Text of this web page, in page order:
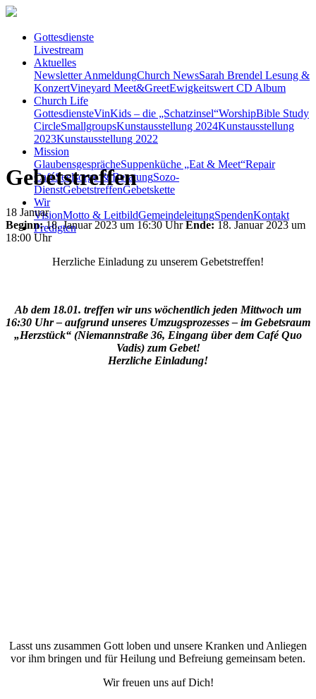
Gottesdienste
Livestream
Aktuelles
Newsletter AnmeldungChurch NewsSarah Brendel Lesung &
KonzertVineyard Meet&GreetEwigkeitswert CD Album
Church Life
GottesdiensteVinKids – die „Schatzinsel“WorshipBible Study
CircleSmallgroupsKunstausstellung 2024Kunstausstellung
2023Kunstausstellung 2022
Mission
GlaubensgesprächeSuppenküche „Eat & Meet“Repair
CaféSeelsorge & BeratungSozo-
DienstGebetstreffenGebetskette
Wir
VisionMotto & LeitbildGemeindeleitungSpendenKontakt
Predigten
Gebetstreffen
18 Januar
Beginn:18. Januar 2023 um 16:30 UhrEnde: 18. Januar 2023 um
18:00 Uhr
Herzliche Einladung zu unserem Gebetstreffen!
Ab dem 18.01. treffen wir uns wöchentlich jeden Mittwoch um
16:30 Uhr – aufgrund unseres Umzugsprozesses – im Gebetsraum
„Herzstück“ (Niemannstraße 36, Eingang über dem Café Quo
Vadis) zum Gebet!
Herzliche Einladung!
Lasst uns zusammen Gott loben und unsere Kranken und Anliegen
vor ihm bringen und für Heilung und Befreiung gemeinsam beten.
Wir freuen uns auf Dich!